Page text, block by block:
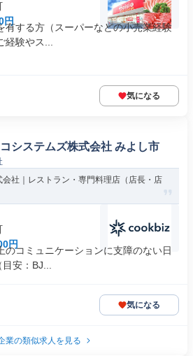
円
有する方（スーパーなどの小売業経験
験やス...
気になる
システムズ株式会社 みよし市
社｜レストラン・専門料理店（店長・店
円
コミュニケーションに支障のない日
安：BJ...
気になる
業の類似求人を見る